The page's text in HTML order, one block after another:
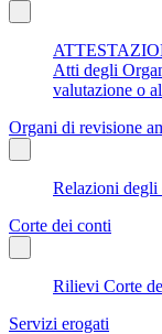
Atti degli
valutazione o
Organi di revisione
Relazioni degli
Corte dei conti
Rilievi Corte
Servizi erogati